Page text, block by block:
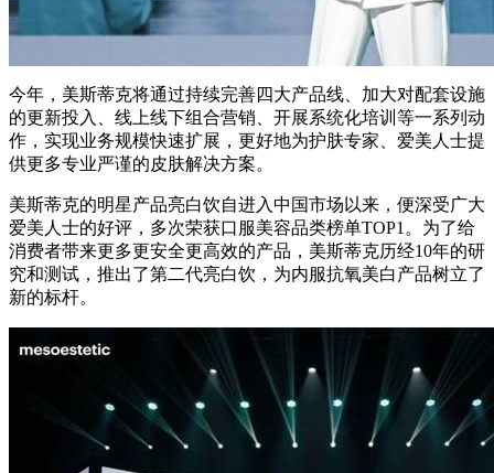
今年，美斯蒂克将通过持续完善四大产品线、加大对配套设施
的更新投入、线上线下组合营销、开展系统化培训等一系列动
作，实现业务规模快速扩展，更好地为护肤专家、爱美人士提
供更多专业严谨的皮肤解决方案。
美斯蒂克的明星产品亮白饮自进入中国市场以来，便深受广大
爱美人士的好评，多次荣获口服美容品类榜单TOP1。为了给
消费者带来更多更安全更高效的产品，美斯蒂克历经10年的研
究和测试，推出了第二代亮白饮，为内服抗氧美白产品树立了
新的标杆。